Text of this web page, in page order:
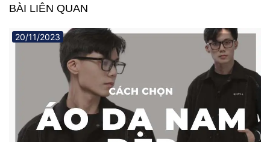
BÀI LIÊN QUAN
20/11/2023